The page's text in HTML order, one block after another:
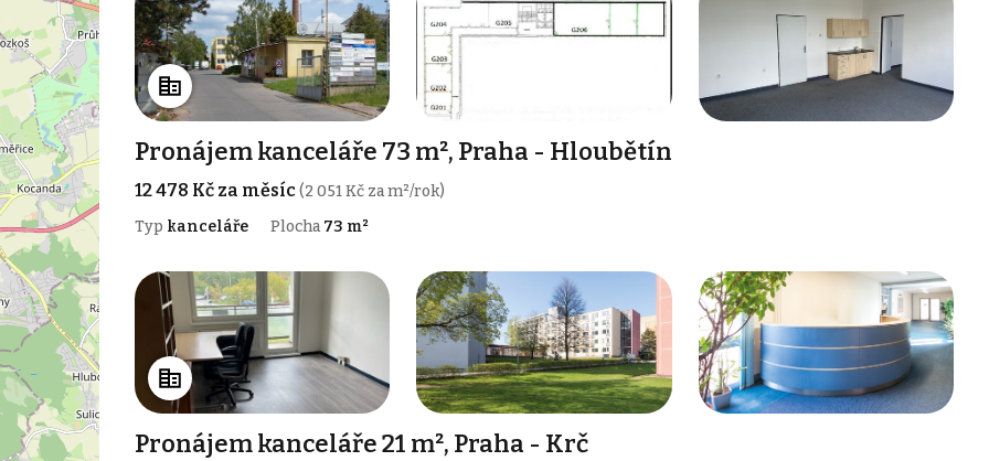
Pronájem kanceláře 73 m², Praha - Hloubětín
12 478 Kč za měsíc(2 051 Kč za m²/rok)
Typ kanceláře Plocha 73 m²
Pronájem kanceláře 21 m², Praha - Krč